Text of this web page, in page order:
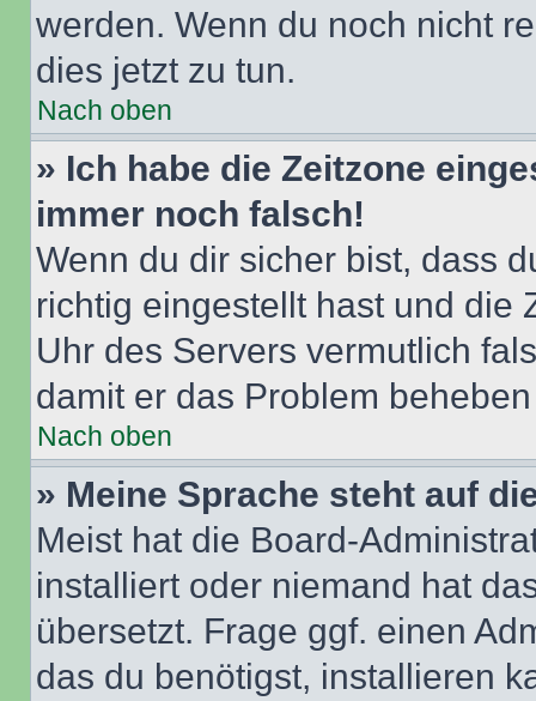
werden. Wenn du noch nicht
dies jetzt zu tun.
Nach oben
» Ich habe die Zeitzone
immer noch falsch!
Wenn du dir sicher bist, dass
richtig eingestellt hast und die
Uhr des Servers vermutlich
damit er das Problem
Nach oben
» Meine Sprache steht auf
Meist hat die Board-
installiert oder niemand hat
übersetzt. Frage ggf. einen
das du benötigst, installieren